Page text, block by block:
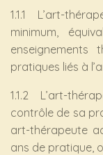
1.1.1 L’art-
minimum,
pratiques liés à
1.1.2 L’art-
contrôle de sa
art-thérapeute
ans de pratique,